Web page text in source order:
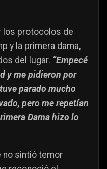
los protocolos de
y la primera dama,
del lugar. “Empecé
y me pidieron por
parado mucho
pero me repetían
Dama hizo lo
no sintió temor